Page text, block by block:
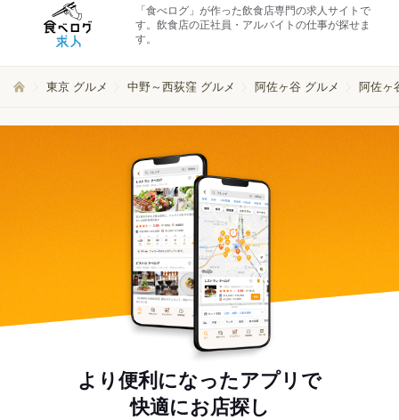
「食べログ」が作った飲食店専門の求人サイトで
す。飲食店の正社員・アルバイトの仕事が探せま
す。
東京 グルメ 中野～西荻窪 グルメ 阿佐ヶ谷 グルメ 阿佐ヶ
より便利になったアプリで
快適にお店探し